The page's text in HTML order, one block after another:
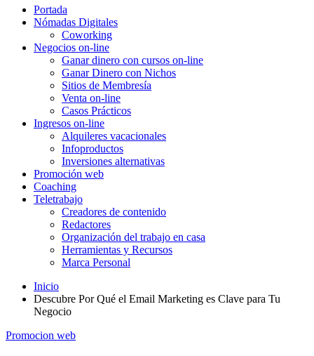
Portada
Nómadas Digitales
Coworking
Negocios on-line
Ganar dinero con cursos on-line
Ganar Dinero con Nichos
Sitios de Membresía
Venta on-line
Casos Prácticos
Ingresos on-line
Alquileres vacacionales
Infoproductos
Inversiones alternativas
Promoción web
Coaching
Teletrabajo
Creadores de contenido
Redactores
Organización del trabajo en casa
Herramientas y Recursos
Marca Personal
Inicio
Descubre Por Qué el Email Marketing es Clave para Tu
Negocio
Promocion web